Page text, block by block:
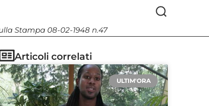
Stampa 08-02-1948 n.47
Articoli correlati
ULTIM'ORA